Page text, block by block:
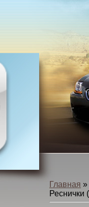
Главная »
Реснички